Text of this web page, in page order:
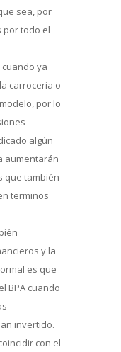
sea, por
por todo el
ya
carroceria o
por lo
algún
aumentarán
que también
terminos
y la
es que
BPA cuando
invertido.
con el